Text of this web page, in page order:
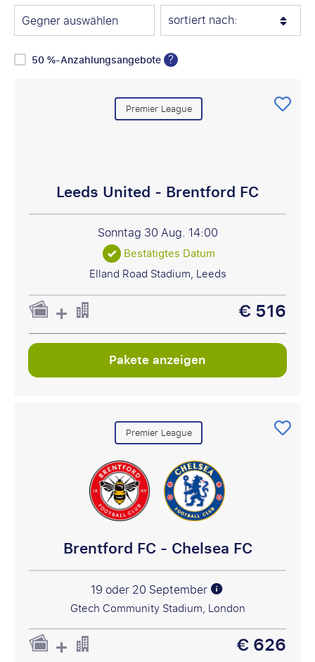
Gegner auswählen sortiert nach:
50 %-Anzahlungsangebote ?
Premier League
Leeds United - Brentford FC
Sonntag 30 Aug. 14:00
Bestätigtes Datum
Elland Road Stadium, Leeds
€ 516
Pakete anzeigen
Premier League
Brentford FC - Chelsea FC
19 oder 20 September
Gtech Community Stadium, London
€ 626